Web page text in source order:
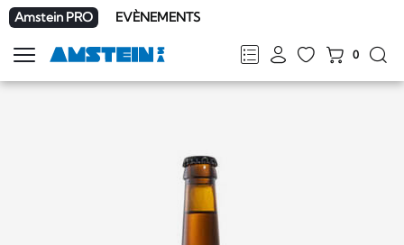
Amstein PRO EVÈNEMENTS
FRDEENIT
0
Afficher
la